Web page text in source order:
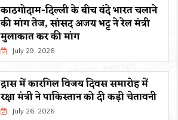
काठगोदाम-दिल्ली के बीच वंदे भारत चलाने
की मांग तेज, सांसद अजय भट्ट ने रेल मंत्री
मुलाकात कर की मांग
July 29, 2026
द्रास में कारगिल विजय दिवस समारोह में
रक्षा मंत्री ने पाकिस्तान को दी कड़ी चेतावनी
July 26, 2026